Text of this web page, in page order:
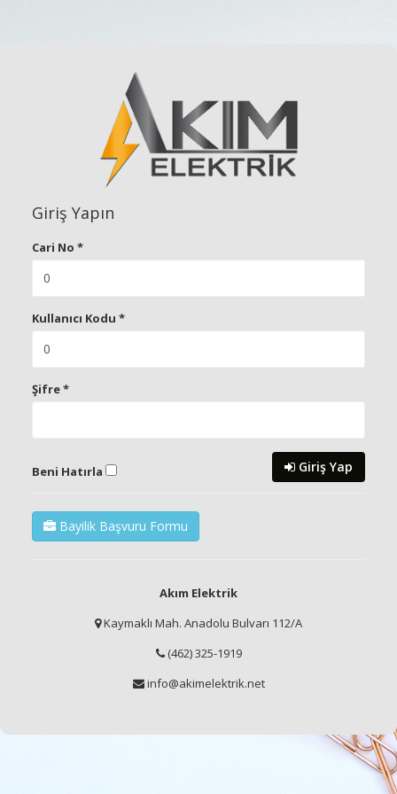
Giriş Yapın
Cari No *
Kullanıcı Kodu *
Şifre*
Beni Hatırla Giriş Yap
Bayilik Başvuru Formu
Akım Elektrik
Kaymaklı Mah. Anadolu Bulvarı 112/A
(462) 325-1919
info@akimelektrik.net